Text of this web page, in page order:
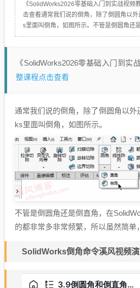
《SolidWorks2026零基础入门到实战视频
击查看通常我们说的倒角，除了倒圆角以
s里面叫倒角，如图所示。不管是倒圆角还
《SolidWorks2026零基础入门到实
整课程点击查看
通常我们说的倒角，除了倒圆角以外
ks里面叫倒角，如图所示。
不管是倒圆角还是倒直角，在
的都非常多非常频繁，所以虽然简单
SolidWorks倒角命令溪风视频